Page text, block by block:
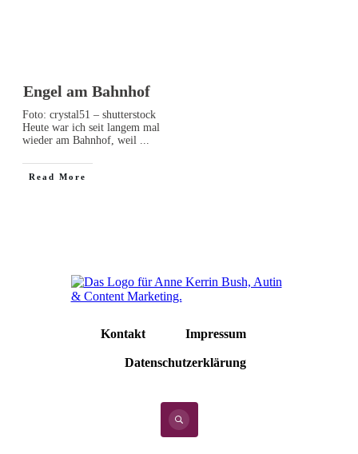
Engel am Bahnhof
Foto: crystal51 – shutterstock
Heute war ich seit langem mal
wieder am Bahnhof, weil
Read More
Kontakt Impressum
Datenschutzerklärung